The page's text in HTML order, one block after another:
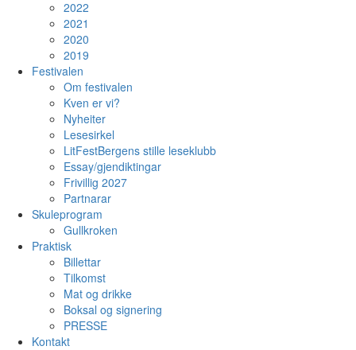
2022
2021
2020
2019
Festivalen
Om festivalen
Kven er vi?
Nyheiter
Lesesirkel
LitFestBergens stille leseklubb
Essay/gjendiktingar
Frivillig 2027
Partnarar
Skuleprogram
Gullkroken
Praktisk
Billettar
Tilkomst
Mat og drikke
Boksal og signering
PRESSE
Kontakt